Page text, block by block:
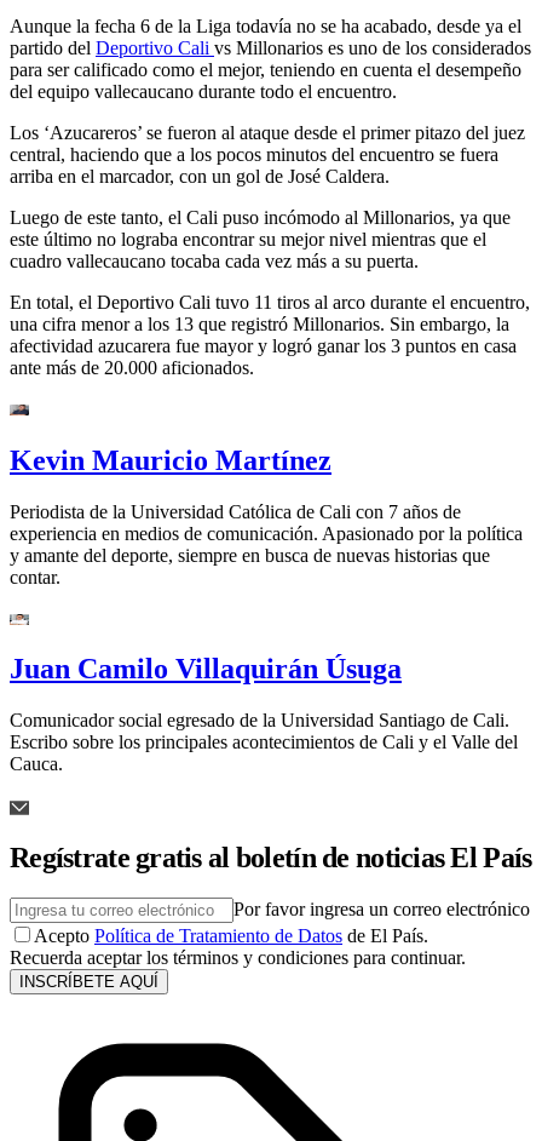
Aunque la fecha 6 de la Liga todavía no se ha acabado, desde ya el
partido del Deportivo Cali vs Millonarios es uno de los considerados
para ser calificado como el mejor, teniendo en cuenta el desempeño
del equipo vallecaucano durante todo el encuentro.
Los ‘Azucareros’ se fueron al ataque desde el primer pitazo del juez
central, haciendo que a los pocos minutos del encuentro se fuera
arriba en el marcador, con un gol de José Caldera.
Luego de este tanto, el Cali puso incómodo al Millonarios, ya que
este último no lograba encontrar su mejor nivel mientras que el
cuadro vallecaucano tocaba cada vez más a su puerta.
En total, el Deportivo Cali tuvo 11 tiros al arco durante el encuentro,
una cifra menor a los 13 que registró Millonarios. Sin embargo, la
afectividad azucarera fue mayor y logró ganar los 3 puntos en casa
ante más de 20.000 aficionados.
Kevin Mauricio Martínez
Periodista de la Universidad Católica de Cali con 7 años de
experiencia en medios de comunicación. Apasionado por la política
y amante del deporte, siempre en busca de nuevas historias que
contar.
Juan Camilo Villaquirán Úsuga
Comunicador social egresado de la Universidad Santiago de Cali.
Escribo sobre los principales acontecimientos de Cali y el Valle del
Cauca.
Regístrate gratis al boletín de noticias El País
Por favor ingresa un correo electrónico
Acepto Política de Tratamiento de Datos de El País.
Recuerda aceptar los términos y condiciones para continuar.
INSCRÍBETE AQUÍ